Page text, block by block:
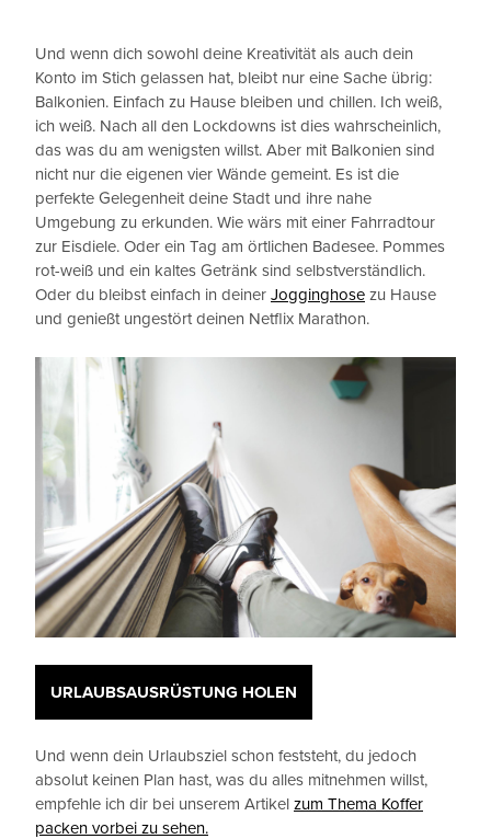
Und wenn dich sowohl deine Kreativität als auch dein
Konto im Stich gelassen hat, bleibt nur eine Sache übrig:
Balkonien. Einfach zu Hause bleiben und chillen. Ich weiß,
ich weiß. Nach all den Lockdowns ist dies wahrscheinlich,
das was du am wenigsten willst. Aber mit Balkonien sind
nicht nur die eigenen vier Wände gemeint. Es ist die
perfekte Gelegenheit deine Stadt und ihre nahe
Umgebung zu erkunden. Wie wärs mit einer Fahrradtour
zur Eisdiele. Oder ein Tag am örtlichen Badesee. Pommes
rot-weiß und ein kaltes Getränk sind selbstverständlich.
Oder du bleibst einfach in deiner Jogginghose zu Hause
und genießt ungestört deinen Netflix Marathon.
URLAUBSAUSRÜSTUNG HOLEN
Und wenn dein Urlaubsziel schon feststeht, du jedoch
absolut keinen Plan hast, was du alles mitnehmen willst,
empfehle ich dir bei unserem Artikel zum Thema Koffer
packen vorbei zu sehen.